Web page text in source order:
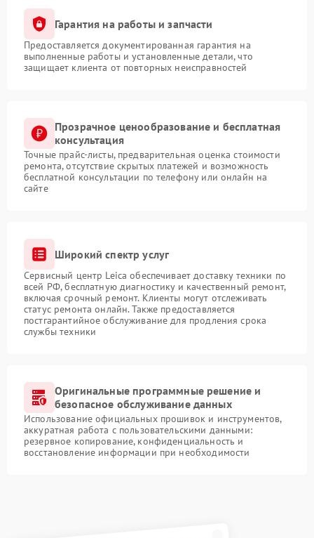
Гарантия на работы и запчасти
Предоставляется документированная гарантия на
выполненные работы и установленные детали, что
защищает клиента от повторных неисправностей
Прозрачное ценообразование и бесплатная
консультация
Точные прайс-листы, предварительная оценка стоимости
ремонта, отсутствие скрытых платежей и возможность
бесплатной консультации по телефону или онлайн на
сайте
Широкий спектр услуг
Сервисный центр Leica обеспечивает доставку техники по
всей РФ, бесплатную диагностику и качественный ремонт,
включая срочный ремонт. Клиенты могут отслеживать
статус ремонта онлайн. Также предоставляется
постгарантийное обслуживание для продления срока
службы техники
Оригинальные программные решение и
безопасное обслуживание данных
Использование официальных прошивок и инструментов,
аккуратная работа с пользовательскими данными:
резервное копирование, конфиденциальность и
восстановление информации при необходимости